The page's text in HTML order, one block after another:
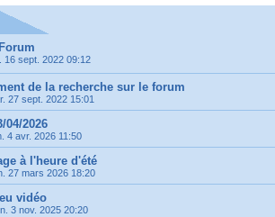
16 sept. 2022 09:12
de la recherche sur le forum
27 sept. 2022 15:01
04/2026
4 avr. 2026 11:50
à l'heure d'été
27 mars 2026 18:20
vidéo
3 nov. 2025 20:20